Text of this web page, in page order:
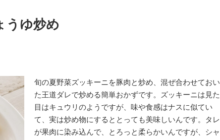
うゆ炒め
旬の夏野菜ズッキーニを豚肉と炒め、混ぜ合わせておい
た王道ダレで炒める簡単おかずです。ズッキーニは見た
目はキュウリのようですが、味や食感はナスに似てい
て、実は炒め物にするととっても美味しいんです。タレ
が果肉に染み込んで、とろっと柔らかいんですが、シャ